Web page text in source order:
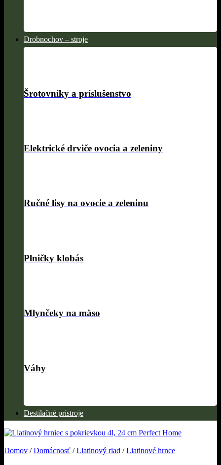
Drobnochov – stroje
Šrotovníky a príslušenstvo
Elektrické drviče ovocia a zeleniny
Ručné lisy na ovocie a zeleninu
Plničky klobás
Mlynčeky na mäso
Váhy
Destilačné prístroje
Domov / Domácnosť / Liatinový riad / Liatinové hrnce